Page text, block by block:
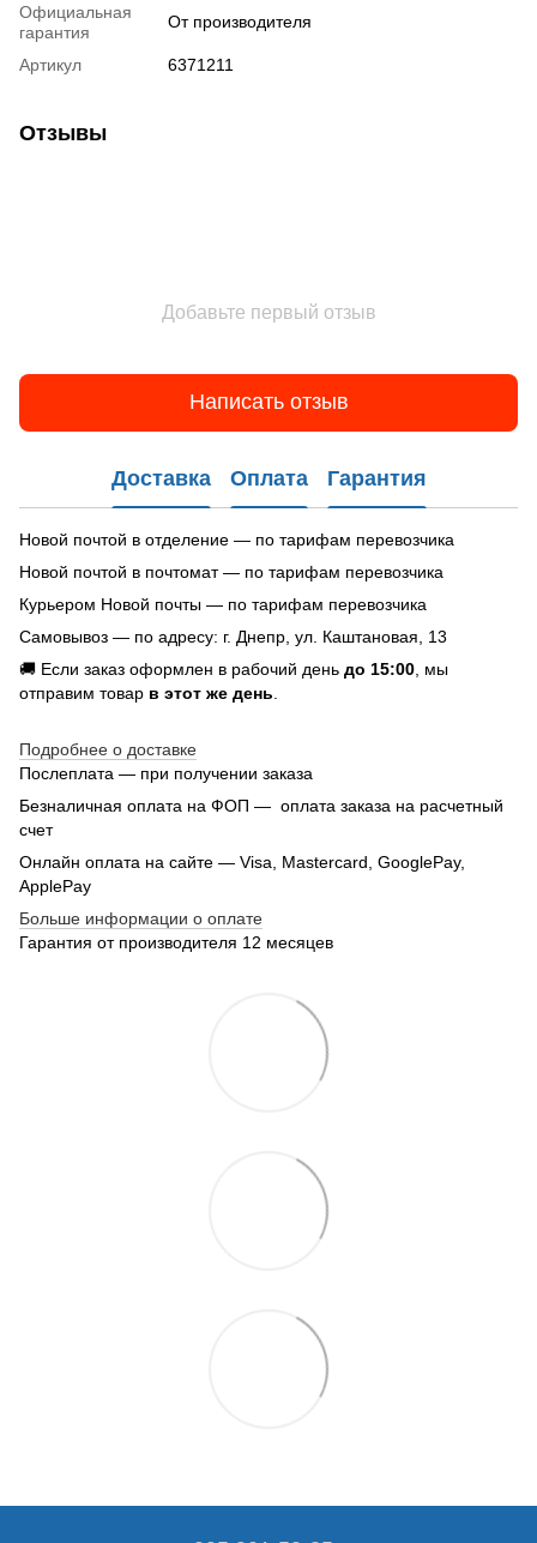
Официальная
гарантия
От производителя
Артикул 6371211
Отзывы
Добавьте первый отзыв
Написать отзыв
Доставка Оплата Гарантия
Новой почтой в отделение — по тарифам перевозчика
Новой почтой в почтомат — по тарифам перевозчика
Курьером Новой почты — по тарифам перевозчика
Самовывоз — по адресу: г. Днепр, ул. Каштановая, 13
🚚 Если заказ оформлен в рабочий день до 15:00 , мы
отправим товар в этот же день
Подробнее о доставке
Послеплата — при получении заказа
Безналичная оплата на ФОП — оплата заказа на расчетный
счет
Онлайн оплата на сайте — Visa, Mastercard, GooglePay,
ApplePay
Больше информации о оплате
Гарантия от производителя 12 месяцев